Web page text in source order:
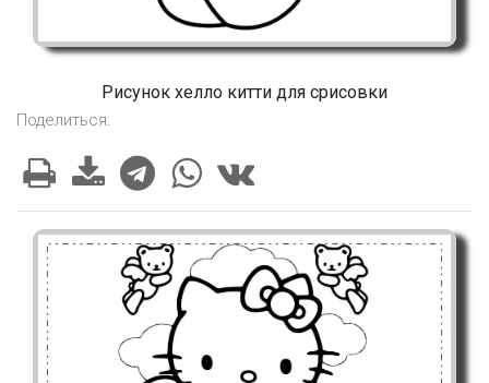
Рисунок хелло китти для срисовки
Поделиться: